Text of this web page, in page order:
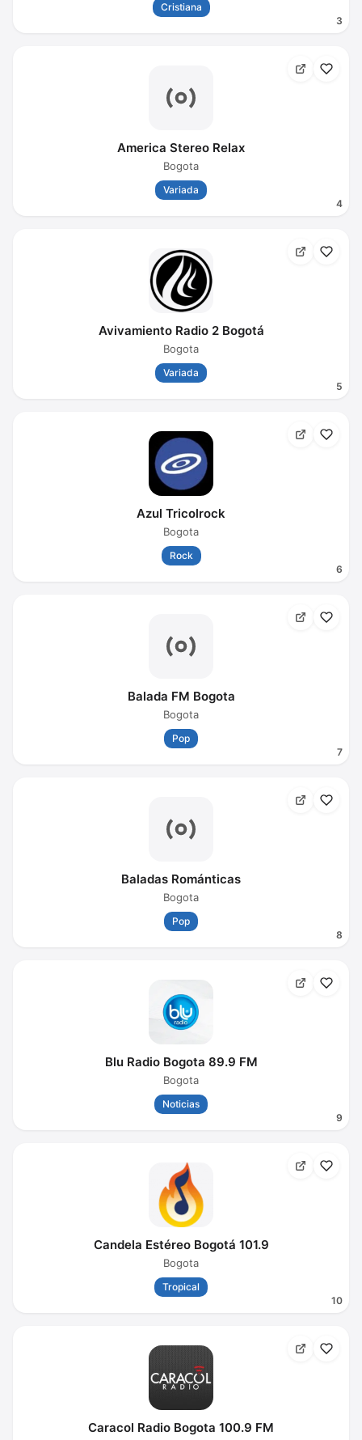
3
Cristiana
4
America Stereo Relax
Bogota
Variada
5
Avivamiento Radio 2 Bogotá
Bogota
Variada
6
Azul Tricolrock
Bogota
Rock
7
Balada FM Bogota
Bogota
Pop
8
Baladas Románticas
Bogota
Pop
9
Blu Radio Bogota 89.9 FM
Bogota
Noticias
10
Candela Estéreo Bogotá 101.9
Bogota
Tropical
Caracol Radio Bogota 100.9 FM